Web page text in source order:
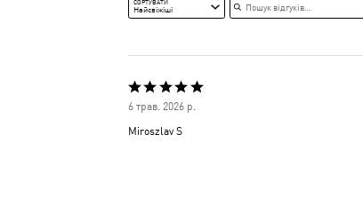
СОРТУВАТИ
Найсвіжіші
Оцінено
6 трав. 2026 р.
Miroszlav S